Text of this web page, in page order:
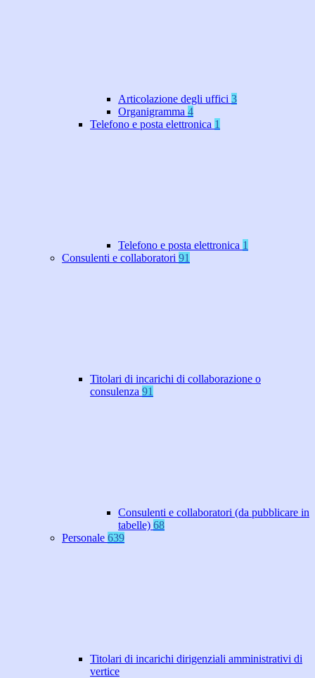
Articolazione degli uffici 3
Organigramma 4
Telefono e posta elettronica 1
Telefono e posta elettronica 1
Consulenti e collaboratori 91
Titolari di incarichi di collaborazione o
consulenza 91
Consulenti e collaboratori (da pubblicare in
tabelle) 68
Personale 639
Titolari di incarichi dirigenziali amministrativi di
vertice